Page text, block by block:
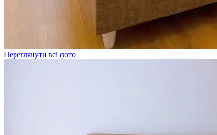
Переглянути всі фото